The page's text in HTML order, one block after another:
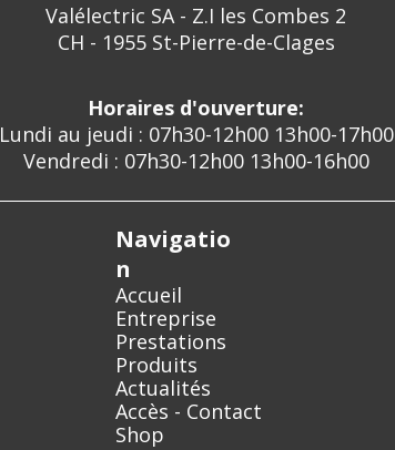
Valélectric SA - Z.I les Combes 2
CH - 1955 St-Pierre-de-Clages
Horaires d'ouverture:
Lundi au jeudi : 07h30-12h00 13h00-17h00
Vendredi : 07h30-12h00 13h00-16h00
Navigatio
n
Accueil
Entreprise
Prestations
Produits
Actualités
Accès - Contact
Shop